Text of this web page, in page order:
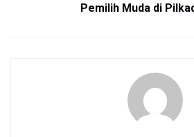
Pemilih Muda di